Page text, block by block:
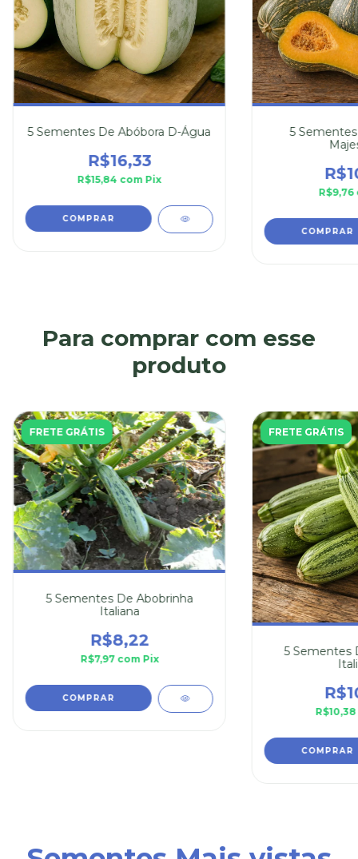
5 Sementes De Abóbora D-Água
R$16,33
R$15,84 com Pix
5
R$9,76
Para comprar com esse
produto
FRETE GRÁTIS
5 Sementes De Abobrinha
Italiana
R$8,22
R$7,97 com Pix
FRETE GRÁTIS
5 Sementes
R$10,38